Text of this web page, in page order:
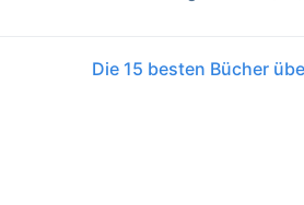
Die 15 besten Bücher